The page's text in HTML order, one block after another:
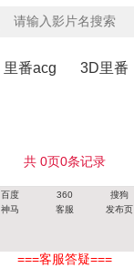
里番acg 3D里番
共 0页0条记录
百度 360
搜狗
神马
客服 发布页
===客服答疑===